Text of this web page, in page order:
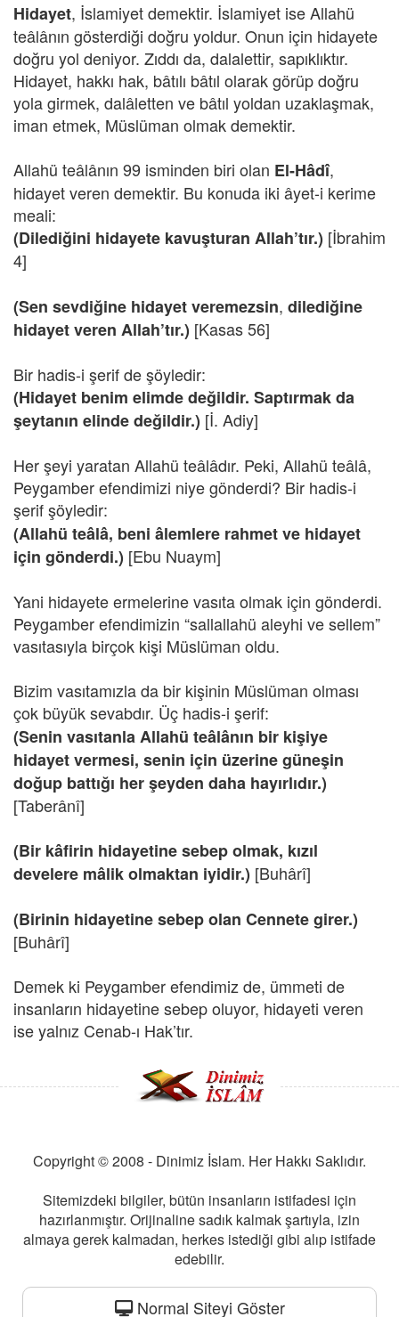
Hidayet, İslamiyet demektir. İslamiyet ise Allahü
teâlânın gösterdiği doğru yoldur. Onun için hidayete
doğru yol deniyor. Zıddı da, dalalettir, sapıklıktır.
Hidayet, hakkı hak, bâtılı bâtıl olarak görüp doğru
yola girmek, dalâletten ve bâtıl yoldan uzaklaşmak,
iman etmek, Müslüman olmak demektir.
Allahü teâlânın 99 isminden biri olan El-Hâdî,
hidayet veren demektir. Bu konuda iki âyet-i kerime
meali:
(Dilediğini hidayete kavuşturan Allah’tır.) [İbrahim
4]
(Sen sevdiğine hidayet veremezsin, dilediğine
hidayet veren Allah’tır.) [Kasas 56]
Bir hadis-i şerif de şöyledir:
(Hidayet benim elimde değildir. Saptırmak da
şeytanın elinde değildir.) [İ. Adiy]
Her şeyi yaratan Allahü teâlâdır. Peki, Allahü teâlâ,
Peygamber efendimizi niye gönderdi? Bir hadis-i
şerif şöyledir:
(Allahü teâlâ, beni âlemlere rahmet ve hidayet
için gönderdi.) [Ebu Nuaym]
Yani hidayete ermelerine vasıta olmak için gönderdi.
Peygamber efendimizin “sallallahü aleyhi ve sellem”
vasıtasıyla birçok kişi Müslüman oldu.
Bizim vasıtamızla da bir kişinin Müslüman olması
çok büyük sevabdır. Üç hadis-i şerif:
(Senin vasıtanla Allahü teâlânın bir kişiye
hidayet vermesi, senin için üzerine güneşin
doğup battığı her şeyden daha hayırlıdır.)
[Taberânî]
(Bir kâfirin hidayetine sebep olmak, kızıl
develere mâlik olmaktan iyidir.) [Buhârî]
(Birinin hidayetine sebep olan Cennete girer.)
[Buhârî]
Demek ki Peygamber efendimiz de, ümmeti de
insanların hidayetine sebep oluyor, hidayeti veren
ise yalnız Cenab-ı Hak’tır.
Copyright © 2008 - Dinimiz İslam. Her Hakkı Saklıdır.
Sitemizdeki bilgiler, bütün insanların istifadesi için
hazırlanmıştır. Orijinaline sadık kalmak şartıyla, izin
almaya gerek kalmadan, herkes istediği gibi alıp istifade
edebilir.
Normal Siteyi Göster